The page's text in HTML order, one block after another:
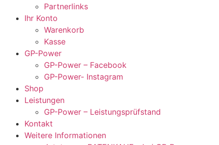
Partnerlinks
Ihr Konto
Warenkorb
Kasse
GP-Power
GP-Power – Facebook
GP-Power- Instagram
Shop
Leistungen
GP-Power – Leistungsprüfstand
Kontakt
Weitere Informationen